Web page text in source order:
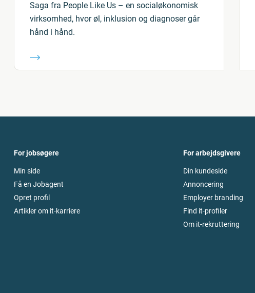
Saga fra People Like Us – en socialøkonomisk
virksomhed, hvor øl, inklusion og diagnoser går
hånd i hånd.
For jobsøgere
Min side
Få en Jobagent
Opret profil
Artikler om it-karriere
For arbejdsgivere
Din kundeside
Annoncering
Employer branding
Find it-profiler
Om it-rekruttering